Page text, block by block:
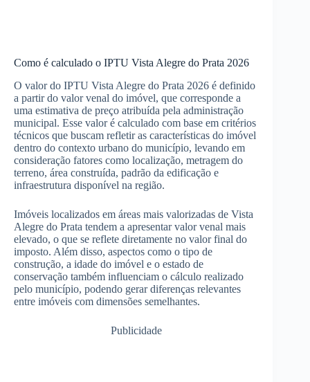
Como é calculado o IPTU Vista Alegre do Prata 2026
O valor do IPTU Vista Alegre do Prata 2026 é definido
a partir do valor venal do imóvel, que corresponde a
uma estimativa de preço atribuída pela administração
municipal. Esse valor é calculado com base em critérios
técnicos que buscam refletir as características do imóvel
dentro do contexto urbano do município, levando em
consideração fatores como localização, metragem do
terreno, área construída, padrão da edificação e
infraestrutura disponível na região.
Imóveis localizados em áreas mais valorizadas de Vista
Alegre do Prata tendem a apresentar valor venal mais
elevado, o que se reflete diretamente no valor final do
imposto. Além disso, aspectos como o tipo de
construção, a idade do imóvel e o estado de
conservação também influenciam o cálculo realizado
pelo município, podendo gerar diferenças relevantes
entre imóveis com dimensões semelhantes.
Publicidade